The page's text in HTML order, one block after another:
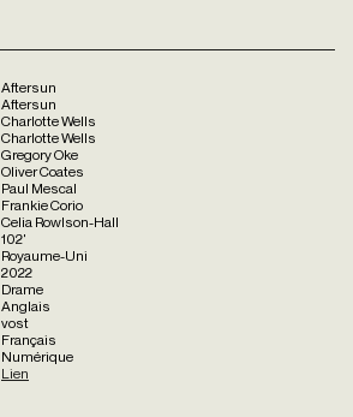
Aftersun
Aftersun
Charlotte Wells
Charlotte Wells
Gregory Oke
Oliver Coates
Paul Mescal
Frankie Corio
Celia Rowlson-Hall
102'
Royaume-Uni
2022
Drame
Anglais
vost
Français
Numérique
Lien